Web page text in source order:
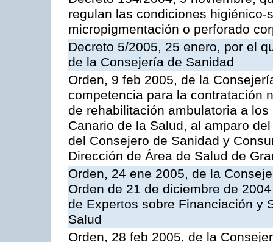
regulan las condiciones
micropigmentación o perforado
Decreto 5/2005, 25 enero, por el
de la Consejería de Sanidad
Orden, 9 feb 2005, de la
competencia para la contratación
de rehabilitación ambulatoria a
Canario de la Salud, al amparo
del Consejero de Sanidad y
Dirección de Área de Salud de
Orden, 24 ene 2005, de la
Orden de 21 de diciembre de
de Expertos sobre Financiación y
Salud
Orden, 28 feb 2005, de la